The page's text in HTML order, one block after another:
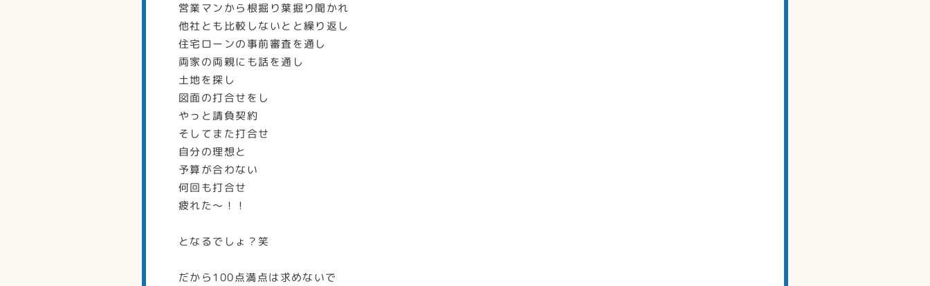
営業マンから根掘り葉掘り聞かれ
他社とも比較しないとと繰り返し
住宅ローンの事前審査を通し
両家の両親にも話を通し
土地を探し
図面の打合せをし
やっと請負契約
そしてまた打合せ
自分の理想と
予算が合わない
何回も打合せ
疲れた～！！
となるでしょ？笑
だから100点満点は求めないで